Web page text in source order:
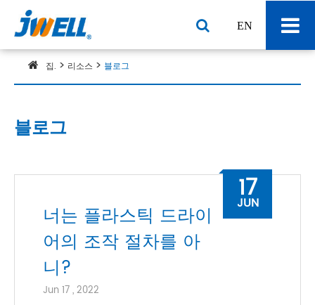
EN
집. 리소스 블로그
블로그
너는 플라스틱 드라이
어의 조작 절차를 아
니?
Jun 17 , 2022
17
JUN